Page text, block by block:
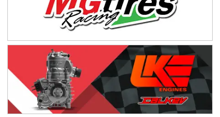
Parque de la Velocidad (Asfalto)
Villaguay (Entre Ríos)
El Cerro (Tierra)
Victoria (Entre Ríos)
PATAGONICO - F6
Moto Club Reginense (Tierra)
Gral. E. Godoy (Río Negro)
CSK - F7